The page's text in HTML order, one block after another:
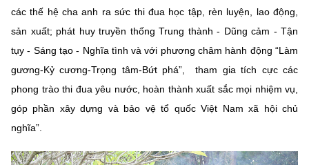
các thế hệ cha anh ra sức thi đua học tập, rèn luyện, lao động,
sản xuất; phát huy truyền thống Trung thành - Dũng cảm - Tận
tụy - Sáng tạo - Nghĩa tình và với phương châm hành động “Làm
gương-Kỷ cương-Trọng tâm-Bứt phá”, tham gia tích cực các
phong trào thi đua yêu nước, hoàn thành xuất sắc mọi nhiệm vụ,
góp phần xây dựng và bảo vệ tổ quốc Việt Nam xã hội chủ
nghĩa”.